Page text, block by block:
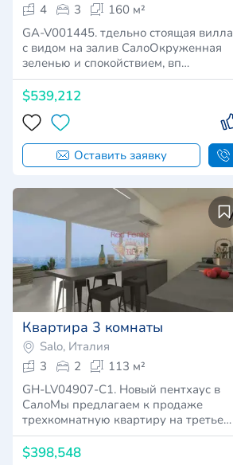
4
3
160 м²
GA-V001445. тдельно стоящая вилла
с видом на залив СалоОкруженная
зеленью и спокойствием, вп…
$539,212
Оставить заявку
Квартира 3 комнаты
Salo, Италия
3
2
113 м²
GH-LV04907-C1. Новый пентхаус в
СалоМы предлагаем к продаже
трехкомнатную квартиру на третье…
$398,548